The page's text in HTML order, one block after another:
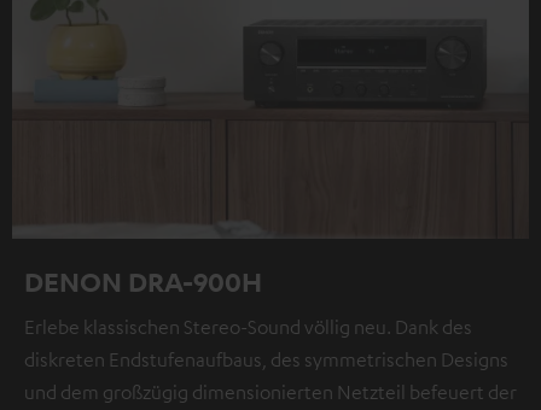
DENON DRA-900H
Erlebe klassischen Stereo-Sound völlig neu. Dank des
diskreten Endstufenaufbaus, des symmetrischen Designs
und dem großzügig dimensionierten Netzteil befeuert der